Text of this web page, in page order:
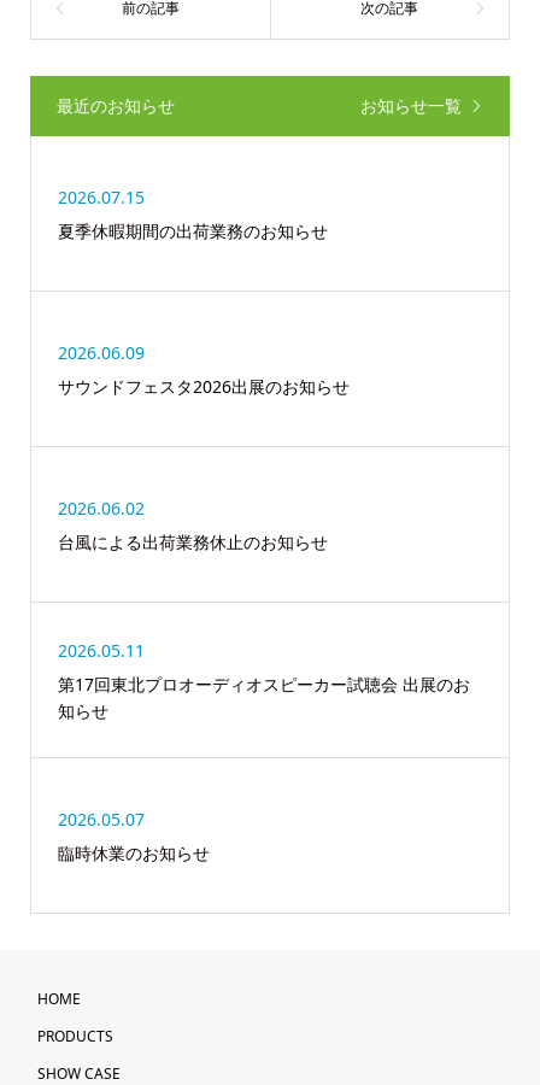
最近のお知らせ お知らせ一覧
2026.07.15
夏季休暇期間の出荷業務のお知らせ
2026.06.09
サウンドフェスタ2026出展のお知らせ
2026.06.02
台風による出荷業務休止のお知らせ
2026.05.11
第17回東北プロオーディオスピーカー試聴会 出展のお
知らせ
2026.05.07
臨時休業のお知らせ
HOME
PRODUCTS
SHOW CASE